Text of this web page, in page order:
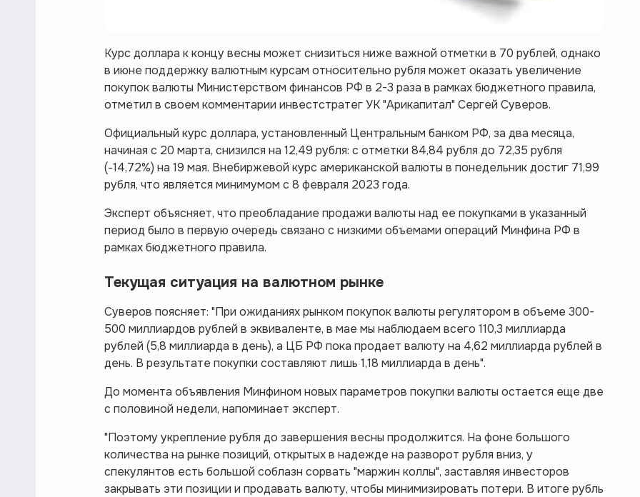
Курс доллара к концу весны может снизиться ниже важной отметки в 70 рублей, однако
в июне поддержку валютным курсам относительно рубля может оказать увеличение
покупок валюты Министерством финансов РФ в 2-3 раза в рамках бюджетного правила,
отметил в своем комментарии инвестстратег УК "Арикапитал" Сергей Суверов.
Официальный курс доллара, установленный Центральным банком РФ, за два месяца,
начиная с 20 марта, снизился на 12,49 рубля: с отметки 84,84 рубля до 72,35 рубля
(-14,72%) на 19 мая. Внебиржевой курс американской валюты в понедельник достиг 71,99
рубля, что является минимумом с 8 февраля 2023 года.
Эксперт объясняет, что преобладание продажи валюты над ее покупками в указанный
период было в первую очередь связано с низкими объемами операций Минфина РФ в
рамках бюджетного правила.
Текущая ситуация на валютном рынке
Суверов поясняет: "При ожиданиях рынком покупок валюты регулятором в объеме 300-
500 миллиардов рублей в эквиваленте, в мае мы наблюдаем всего 110,3 миллиарда
рублей (5,8 миллиарда в день), а ЦБ РФ пока продает валюту на 4,62 миллиарда рублей в
день. В результате покупки составляют лишь 1,18 миллиарда в день".
До момента объявления Минфином новых параметров покупки валюты остается еще две
с половиной недели, напоминает эксперт.
"Поэтому укрепление рубля до завершения весны продолжится. На фоне большого
количества на рынке позиций, открытых в надежде на разворот рубля вниз, у
спекулянтов есть большой соблазн сорвать "маржин коллы", заставляя инвесторов
закрывать эти позиции и продавать валюту, чтобы минимизировать потери. В итоге рубль